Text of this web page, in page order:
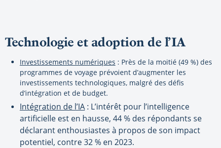
Technologie et adoption de l’IA
Investissements numériques : Près de la moitié (49 %) des
programmes de voyage prévoient d’augmenter les
investissements technologiques, malgré des défis
d’intégration et de budget.
Intégration de l’IA : L’intérêt pour l’intelligence
artificielle est en hausse, 44 % des répondants se
déclarant enthousiastes à propos de son impact
potentiel, contre 32 % en 2023.